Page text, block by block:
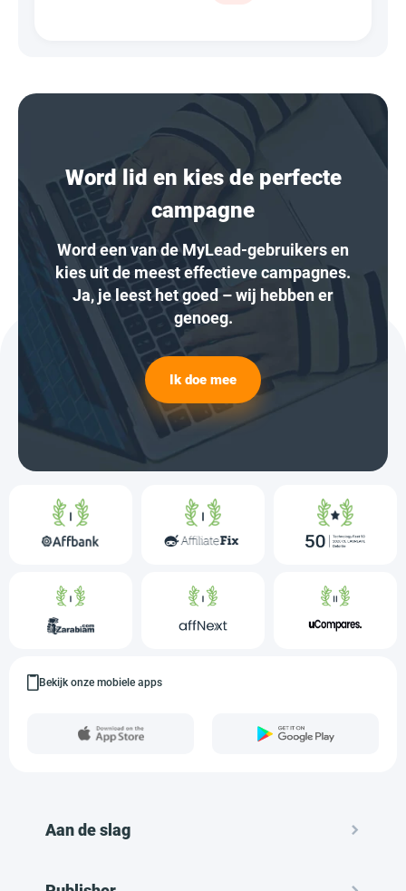
Word lid en kies de perfecte
campagne
Word een van de MyLead-gebruikers en
kies uit de meest effectieve campagnes.
Ja, je leest het goed – wij hebben er
genoeg.
Ik doe mee
Bekijk onze mobiele apps
Aan de slag